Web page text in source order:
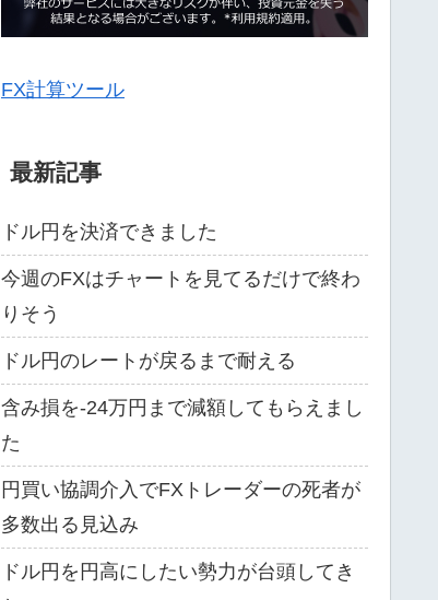
FX計算ツール
最新記事
ドル円を決済できました
今週のFXはチャートを見てるだけで終わ
りそう
ドル円のレートが戻るまで耐える
含み損を-24万円まで減額してもらえまし
た
円買い協調介入でFXトレーダーの死者が
多数出る見込み
ドル円を円高にしたい勢力が台頭してき